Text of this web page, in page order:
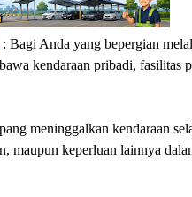
: Bagi Anda yang bepergian
kendaraan pribadi, fasilitas
meninggalkan kendaraan
maupun keperluan lainnya